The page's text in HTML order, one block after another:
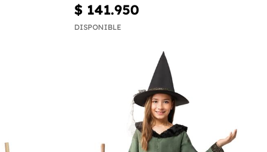
$ 141.950
DISPONIBLE